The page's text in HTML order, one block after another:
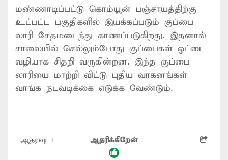
மண்ணாடிப்பட்டு கொம்யூன் பஞ்சாயத்திற்கு
உட்பட்ட பகுதிகளில் இயக்கப்படும் குப்பை
லாரி சேதமடைந்து காணப்படுகிறது. இதனால்
சாலையில் செல்லும்போது குப்பைகள் ஓட்டை
வழியாக சிதறி வருகின்றன. இந்த குப்பை
லாரியை மாற்றி விட்டு புதிய வாகனங்கள்
வாங்க நடவடிக்கை எடுக்க வேண்டும்.
ஆதரவு: 1 ஆதரிக்கிறேன்